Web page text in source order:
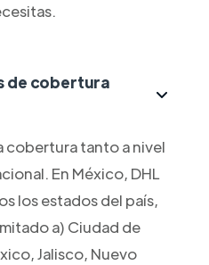
de cobertura
cobertura tanto a nivel
En México, DHL
los estados del país,
a) Ciudad de
Jalisco, Nuevo